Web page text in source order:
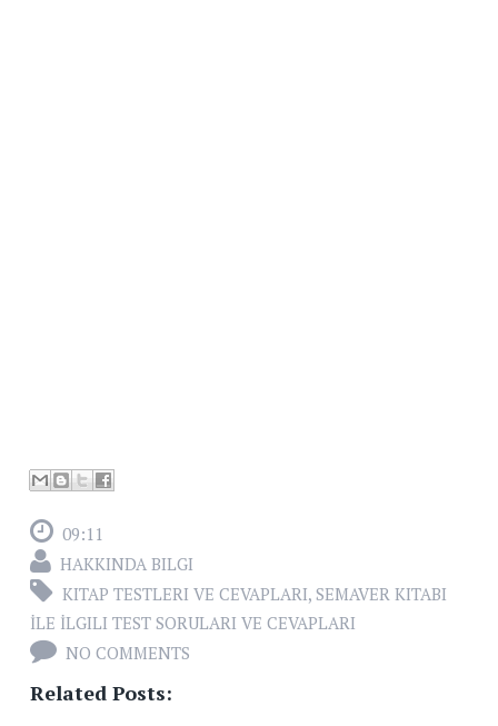
09:11
HAKKINDA BILGI
KITAP TESTLERI VE CEVAPLARI, SEMAVER KITABI
İLE İLGILI TEST SORULARI VE CEVAPLARI
NO COMMENTS
Related Posts: